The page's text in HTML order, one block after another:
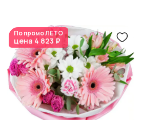
По промоЛЕТО
цена 4 823 ₽